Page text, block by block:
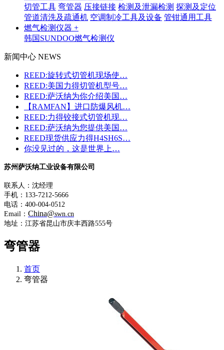
切管工具 弯管器 压接链接 检测及泄漏检测 探测及定位
管道清洗及疏通机 空调制冷工具及设备 管钳通用工具
燃气检测仪器 +
韩国SUNDOO燃气检测仪
新闻中心 NEWS
REED:旋转式切管机现场使…
REED:美国力得切管机型号…
REED:萨沃纳为你介绍美国…
【RAMFAN】进口防爆风机…
REED:力得铰接式切管机现…
REED:萨沃纳为您提供美国…
REED现货供应力得H4SH6S…
你没见过的，这是世界上…
苏州萨沃纳工业设备有限公司
联系人：沈经理
手机：133-7212-5666
电话：400-004-0512
Email： China@swn.cn
地址：江苏省昆山市庆丰西路555号
弯管器
首页
弯管器